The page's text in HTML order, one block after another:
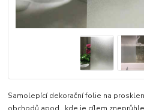
Samolepící dekorační folie na